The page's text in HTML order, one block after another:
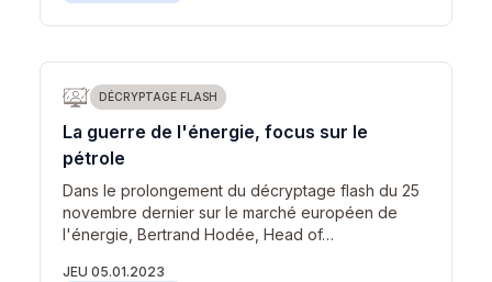
DÉCRYPTAGE FLASH
La guerre de l'énergie, focus sur le
pétrole
Dans le prolongement du décryptage flash du 25
novembre dernier sur le marché européen de
l'énergie, Bertrand Hodée, Head of…
JEU 05.01.2023